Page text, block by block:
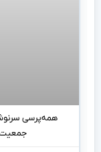
همه‌پرسی
جمعیت ۱۰ میلیون نفری و محدودیت